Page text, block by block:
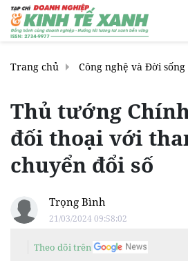
Trang chủ Công nghệ và Đời sống
Thủ tướng
đối thoại với
chuyển đổi số
Trọng Bình
21/03/2024 09:58:02
Theo dõi trên